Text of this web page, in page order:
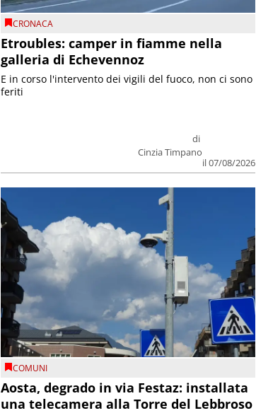
CRONACA
Etroubles: camper in fiamme nella
galleria di Echevennoz
di
Cinzia Timpano
il 07/08/2026
E in corso l'intervento dei vigili del fuoco, non ci sono
feriti
COMUNI
Aosta, degrado in via Festaz: installata
una telecamera alla Torre del Lebbroso